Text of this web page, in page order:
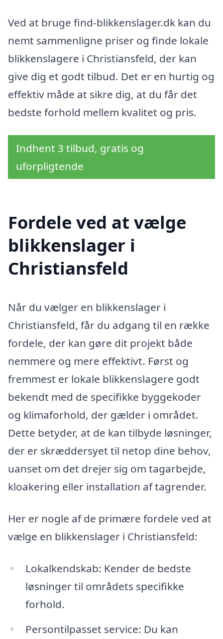
Ved at bruge find-blikkenslager.dk kan du
nemt sammenligne priser og finde lokale
blikkenslagere i Christiansfeld, der kan
give dig et godt tilbud. Det er en hurtig og
effektiv måde at sikre dig, at du får det
bedste forhold mellem kvalitet og pris.
Indhent 3 tilbud, gratis og
uforpligtende
Fordele ved at vælge
blikkenslager i
Christiansfeld
Når du vælger en blikkenslager i
Christiansfeld, får du adgang til en række
fordele, der kan gøre dit projekt både
nemmere og mere effektivt. Først og
fremmest er lokale blikkenslagere godt
bekendt med de specifikke byggekoder
og klimaforhold, der gælder i området.
Dette betyder, at de kan tilbyde løsninger,
der er skræddersyet til netop dine behov,
uanset om det drejer sig om tagarbejde,
kloakering eller installation af tagrender.
Her er nogle af de primære fordele ved at
vælge en blikkenslager i Christiansfeld:
Lokalkendskab: Kender de bedste
løsninger til områdets specifikke
forhold.
Persontilpasset service: Du kan